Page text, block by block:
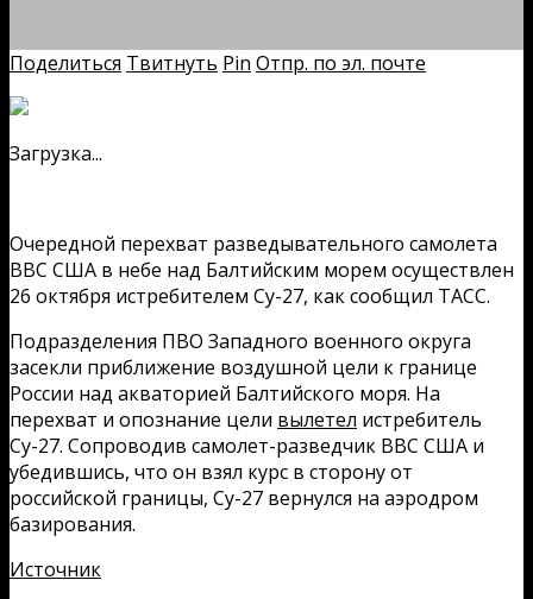
Поделиться Твитнуть Pin Отпр. по эл. почте
Загрузка...
Очередной перехват разведывательного самолета
ВВС США в небе над Балтийским морем осуществлен
26 октября истребителем Су-27, как сообщил ТАСС.
Подразделения ПВО Западного военного округа
засекли приближение воздушной цели к границе
России над акваторией Балтийского моря. На
перехват и опознание цели вылетел истребитель
Су-27. Сопроводив самолет-разведчик ВВС США и
убедившись, что он взял курс в сторону от
российской границы, Су-27 вернулся на аэродром
базирования.
Источник